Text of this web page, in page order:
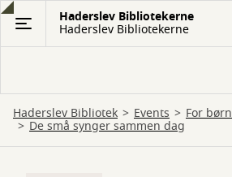
Gå
hovedindhold
Haderslev Bibliotekerne
Haderslev Bibliotekerne
Haderslev Bibliotek Events For børn
De små synger sammen dag